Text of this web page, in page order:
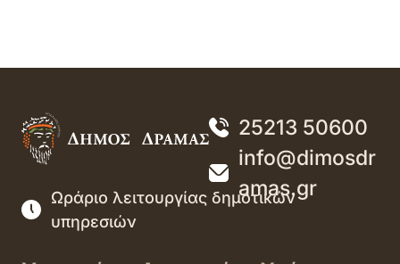
25213 50600
info@dimosdr
amas.gr
Ωράριο λειτουργίας δημοτικών
υπηρεσιών